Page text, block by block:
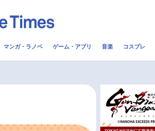
配信・Vtuber
今期アニメ曜日別一覧
マンガ・ラノベ ゲーム・アプリ 音楽 コスプレ